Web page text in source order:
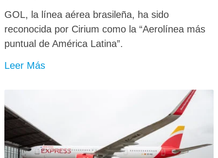
GOL, la línea aérea brasileña, ha sido
reconocida por Cirium como la “Aerolínea más
puntual de América Latina”.
Leer Más